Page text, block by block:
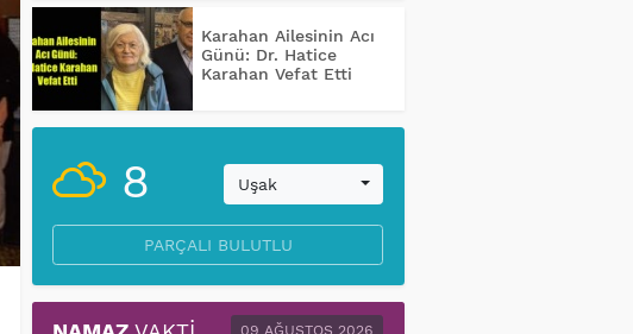
Karahan Ailesinin Acı
Günü: Dr. Hatice
Karahan Vefat Etti
8 Uşak
PARÇALI BULUTLU